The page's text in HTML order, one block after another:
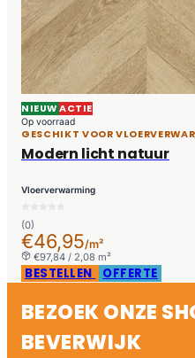
NIEUWACTIE
Op voorraad
GESCHIKT VOOR
Modern licht natuur
Vloerverwarming
(0)
€46,95/m²
€97,84 / 2,08 m²
BESTELLEN OFFERTE
BEZOEK ONZE
BEVERWIJK